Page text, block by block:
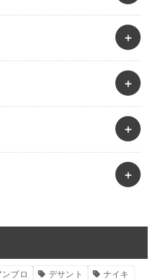
ンブロ デサント
ナイキ